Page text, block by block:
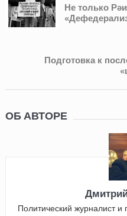
Не только
Подготовка к
ОБ АВТОРЕ
Политический журналист